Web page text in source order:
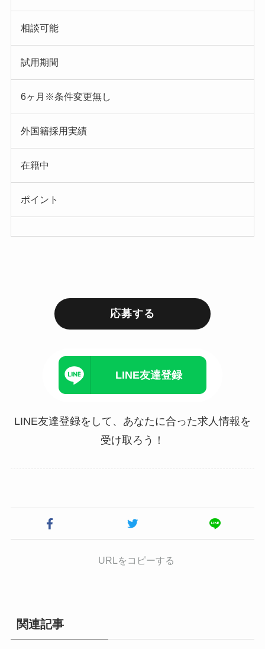
相談可能
試用期間
6ヶ月※条件変更無し
外国籍採用実績
在籍中
ポイント
応募する
LINE友達登録
LINE友達登録をして、あなたに合った求人情報を
受け取ろう！
URLをコピーする
関連記事